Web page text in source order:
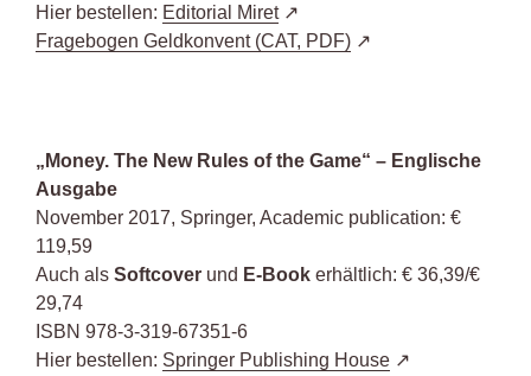
Hier bestellen: Editorial Miret
Fragebogen Geldkonvent (CAT, PDF)
„Money. The New Rules of the Game“ – Englische
Ausgabe
November 2017, Springer, Academic publication: €
119,59
Auch als Softcover und E-Book erhältlich: € 36,39/€
29,74
ISBN 978-3-319-67351-6
Hier bestellen: Springer Publishing House